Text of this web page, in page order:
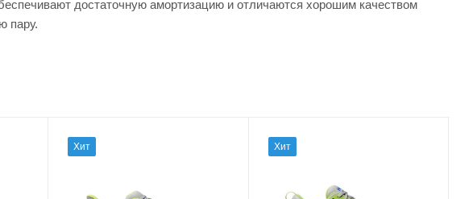
достаточную амортизацию и отличаются хорошим качеством
пару.
Хит Хит